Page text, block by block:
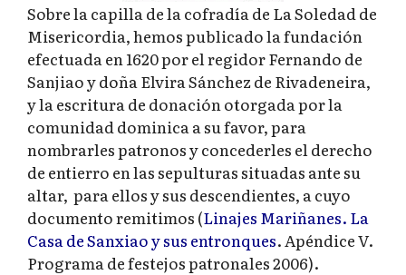
Sobre la capilla de la cofradía de La Soledad de
Misericordia, hemos publicado la fundación
efectuada en 1620 por el regidor Fernando de
Sanjiao y doña Elvira Sánchez de Rivadeneira,
y la escritura de donación otorgada por la
comunidad dominica a su favor, para
nombrarles patronos y concederles el derecho
de entierro en las sepulturas situadas ante su
altar, para ellos y sus descendientes, a cuyo
documento remitimos (Linajes Mariñanes. La
Casa de Sanxiao y sus entronques. Apéndice V.
Programa de festejos patronales 2006).